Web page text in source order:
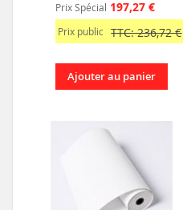
Prix Spécial 197,27 €
Prix public TTC: 236,72 €
Ajouter au panier